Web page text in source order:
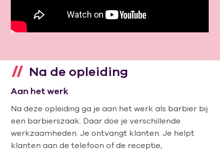
Na de opleiding
Aan het werk
Na deze opleiding ga je aan het werk als barbier bij
een barbierszaak. Daar doe je verschillende
werkzaamheden. Je ontvangt klanten. Je helpt
klanten aan de telefoon of de receptie,